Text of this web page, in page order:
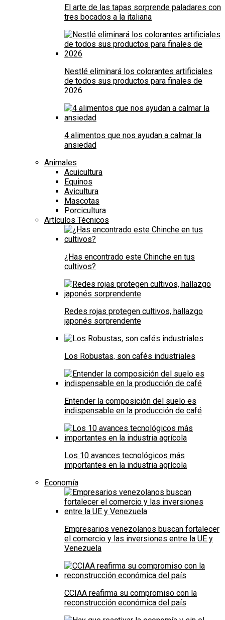
El arte de las tapas sorprende paladares con
tres bocados a la italiana
Nestlé eliminará los colorantes artificiales
de todos sus productos para finales de
2026
4 alimentos que nos ayudan a calmar la
ansiedad
Animales
Acuicultura
Equinos
Avicultura
Mascotas
Porcicultura
Artículos Técnicos
¿Has encontrado este Chinche en tus
cultivos?
Redes rojas protegen cultivos, hallazgo
japonés sorprendente
Los Robustas, son cafés industriales
Entender la composición del suelo es
indispensable en la producción de café
Los 10 avances tecnológicos más
importantes en la industria agrícola
Economía
Empresarios venezolanos buscan fortalecer
el comercio y las inversiones entre la UE y
Venezuela
CCIAA reafirma su compromiso con la
reconstrucción económica del país